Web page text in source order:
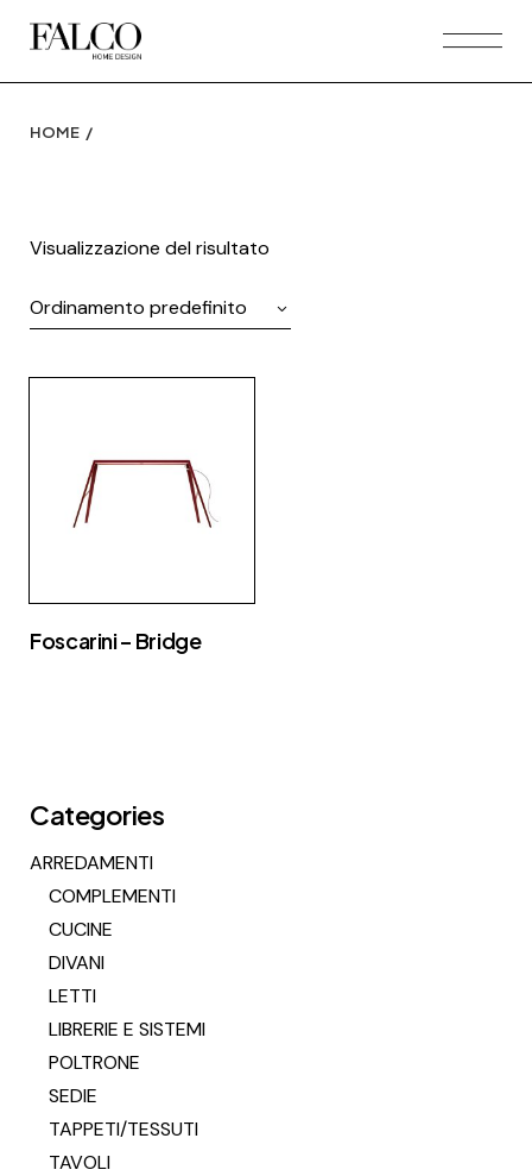
HOME
Visualizzazione del risultato
Ordinamento predefinito
Foscarini – Bridge
Categories
ARREDAMENTI
COMPLEMENTI
CUCINE
DIVANI
LETTI
LIBRERIE E SISTEMI
POLTRONE
SEDIE
TAPPETI/TESSUTI
TAVOLI